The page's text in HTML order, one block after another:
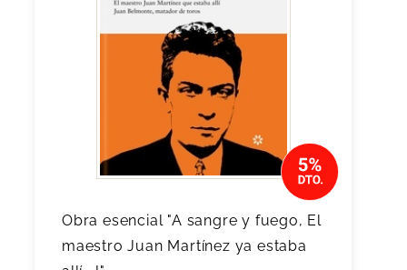
Obra esencial "A sangre y fuego, El
maestro Juan Martínez ya estaba